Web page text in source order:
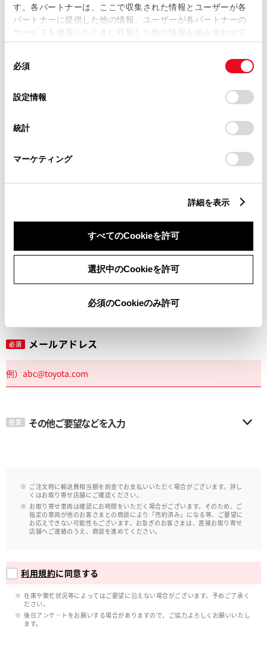
す。各パートナーは、ここで収集された情報とユーザーが各
パートナーに提供した他の情報、ユーザーが各パートナーの
サービスを使用したときに収集した他の情報を組み合わせて
使用することがあります。当ウェブサイトの使用を続行する
デバイスにすべてのCookie(クッキー)が保存されることに同
意したことになります。Cookie(クッキー)のオプトアウト、
設定の変更、同意を撤回したりするにあたっては、当社の
「Cookie（クッキー）情報の取り扱いについて
」をご覧くだ
必須
設定情報
統計
マーケティング
詳細を表示
すべてのCookieを許可
選択中のCookieを許可
必須のCookieのみ許可
必須 都道府県
必須 市区町村名
丁目番地
必須 メールアドレス
任意 その他ご要望などを入力
ご注文時に輸送費相当額を前金でお支払いいただく場合がございます。詳し
くはお取り寄せ店舗にご確認ください。
お取り寄せ車両は確認にお時間をいただく場合がございます。そのため、ご
指定の車両が他のお客さまとの商談により「売約済み」になる等、ご要望に
お応えできない可能性もございます。お急ぎのお客さまは、直接お取り寄せ
店舗へご連絡のうえ、商談を進めてください。
利用規約に同意する
在庫や繁忙状況等によってはご要望に沿えない場合がございます。予めご了承く
ださい。
後日アンケ―トをお願いする場合がありますので、ご協力よろしくお願いいたし
ます。